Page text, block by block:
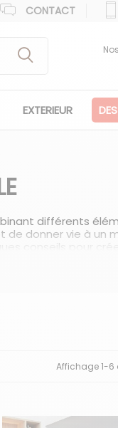
CONTACT
EXTERIEUR
différents
de donner vie à un
conseils pour
Affichage 1-6